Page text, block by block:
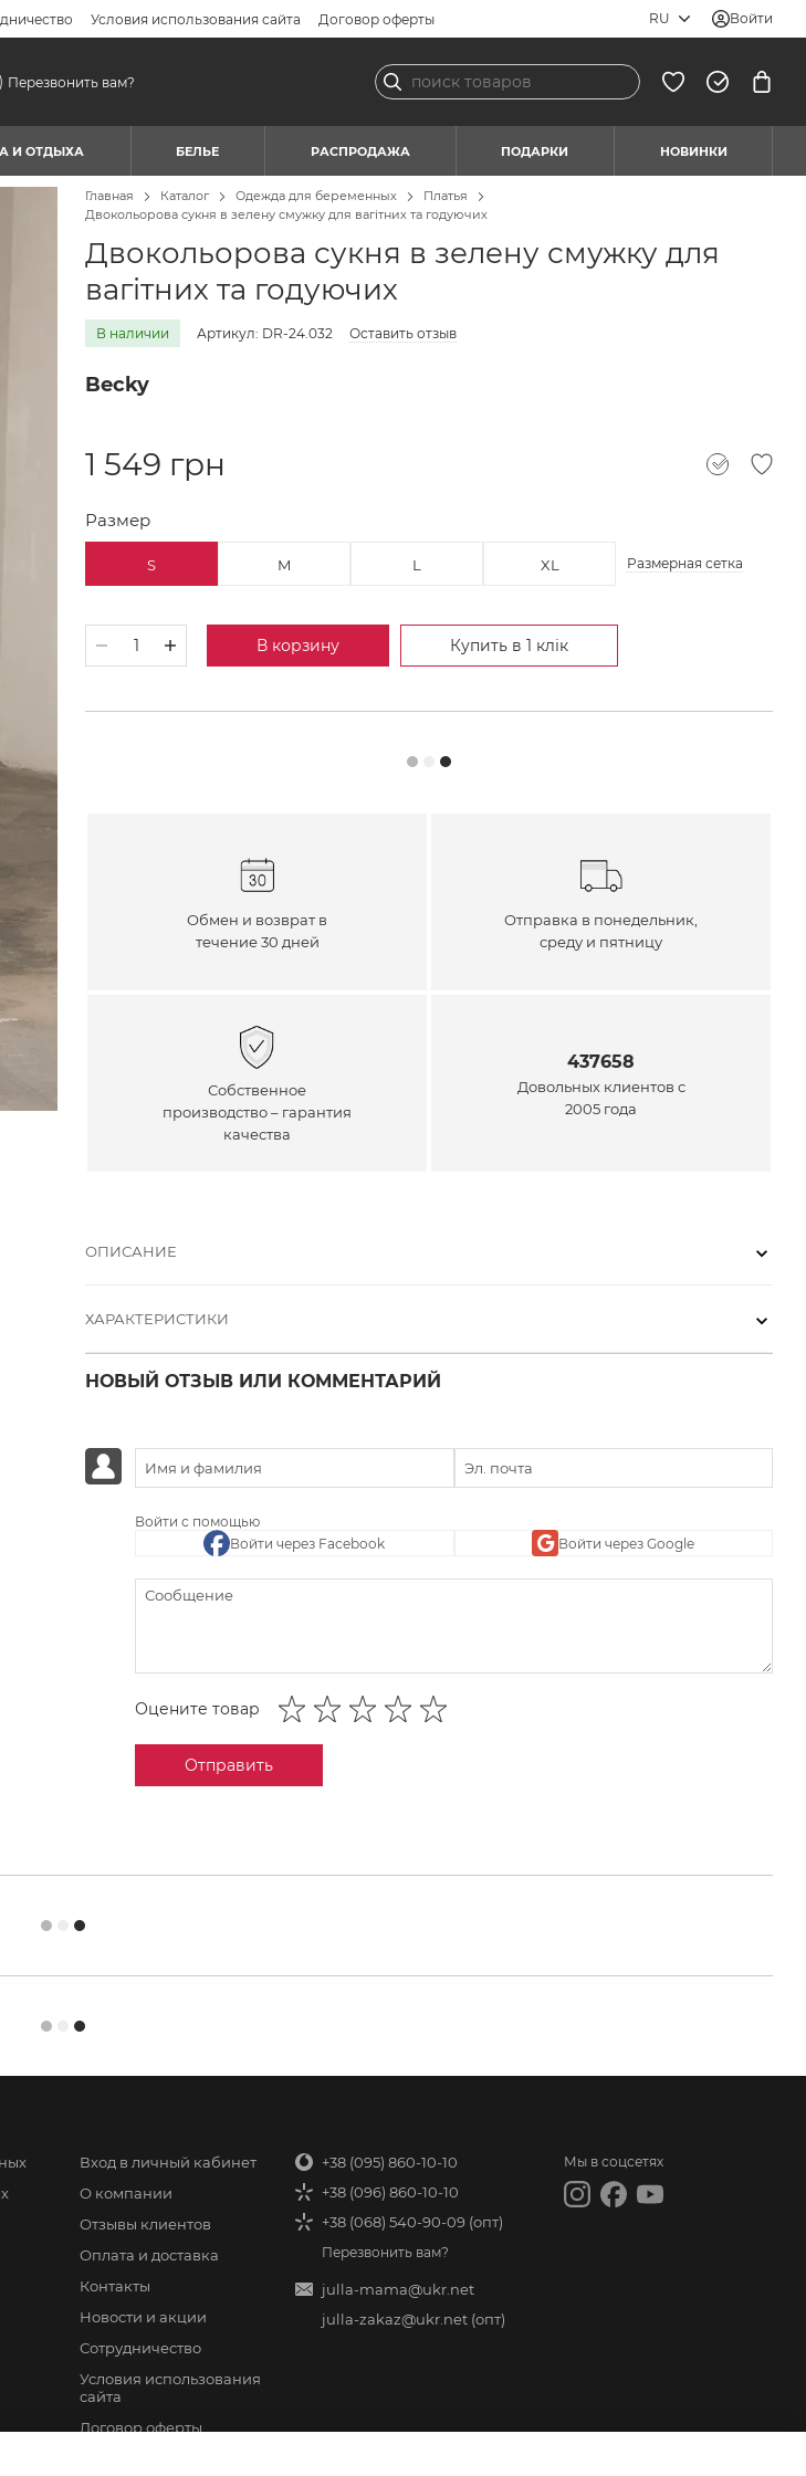
Условия использования сайта Договор оферты RU Войти
Перезвонить вам?
И ОТДЫХА БЕЛЬЕ РАСПРОДАЖА ПОДАРКИ НОВИНКИ
Главная Каталог Одежда для беременных
Платья
Двокольорова сукня в зелену смужку для вагітних та годуючих
Двокольорова сукня в зелену смужку для
вагітних та годуючих
В наличии Артикул: DR-24.032 Оставить отзыв
Becky
1 549 грн
Размер
S M L XL Размерная сетка
В корзину Купить в 1 клік
Обмен и возврат в
течение 30 дней
Отправка в понедельник,
среду и пятницу
Собственное
производство – гарантия
качества
437658
Довольных клиентов с
2005 года
ОПИСАНИЕ
ХАРАКТЕРИСТИКИ
НОВЫЙ ОТЗЫВ ИЛИ КОММЕНТАРИЙ
Войти с помощью
Войти через Facebook
Войти через Google
Оцените товар
Отправить
Вход в личный кабинет
О компании
Отзывы клиентов
Оплата и доставка
Контакты
Новости и акции
Сотрудничество
Условия использования
сайта
Договор оферты
+38 (095) 860-10-10
+38 (096) 860-10-10
+38 (068) 540-90-09 (опт)
Перезвонить вам?
julla-mama@ukr.net
julla-zakaz@ukr.net (опт)
Мы в соцсетях